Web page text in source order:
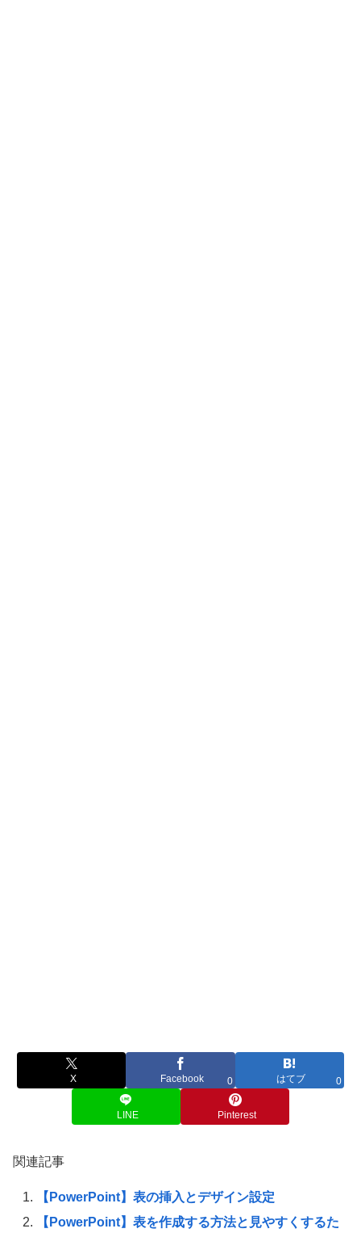
X Facebook 0 はてブ 0
LINE Pinterest
関連記事
【PowerPoint】表の挿入とデザイン設定
【PowerPoint】表を作成する方法と見やすくするた